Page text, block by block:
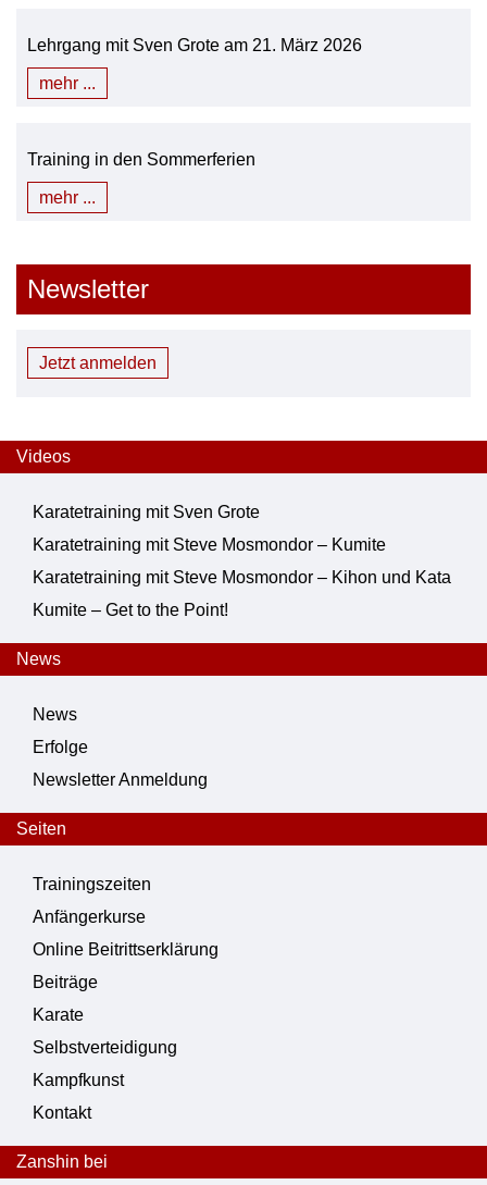
Lehrgang mit Sven Grote am 21. März 2026
mehr ...
Training in den Sommerferien
mehr ...
Newsletter
Jetzt anmelden
Videos
Karatetraining mit Sven Grote
Karatetraining mit Steve Mosmondor – Kumite
Karatetraining mit Steve Mosmondor – Kihon und Kata
Kumite – Get to the Point!
News
News
Erfolge
Newsletter Anmeldung
Seiten
Trainingszeiten
Anfängerkurse
Online Beitrittserklärung
Beiträge
Karate
Selbstverteidigung
Kampfkunst
Kontakt
Zanshin bei